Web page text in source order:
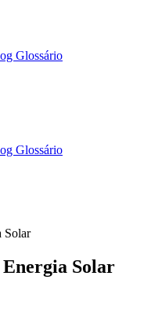
Glossário
Glossário
Solar
Solar